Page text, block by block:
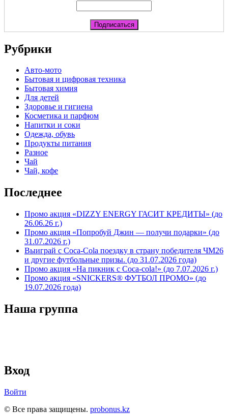
Рубрики
Авто-мото
Бытовая и цифровая техника
Бытовая химия
Для детей
Здоровье и гигиена
Косметика и парфюм
Напитки и соки
Одежда, обувь
Продукты питания
Разное
Чай
Чай, кофе
Последнее
Промо акция «DIZZY ENERGY ГАСИТ КРЕДИТЫ» (до
26.06.26 г.)
Промо акция «Попробуй Джин — получи подарки» (до
31.07.2026 г.)
Выиграй с Coca-Cola поездку в страну победителя ЧМ26
и другие футбольные призы. (до 31.07.2026 года)
Промо акция «На пикник с Coca-cola!» (до 7.07.2026 г.)
Промо акция «SNICKERS® ФУТБОЛ ПРОМО» (до
19.07.2026 года)
Наша группа
Вход
Войти
© Все права защищены. probonus.kz